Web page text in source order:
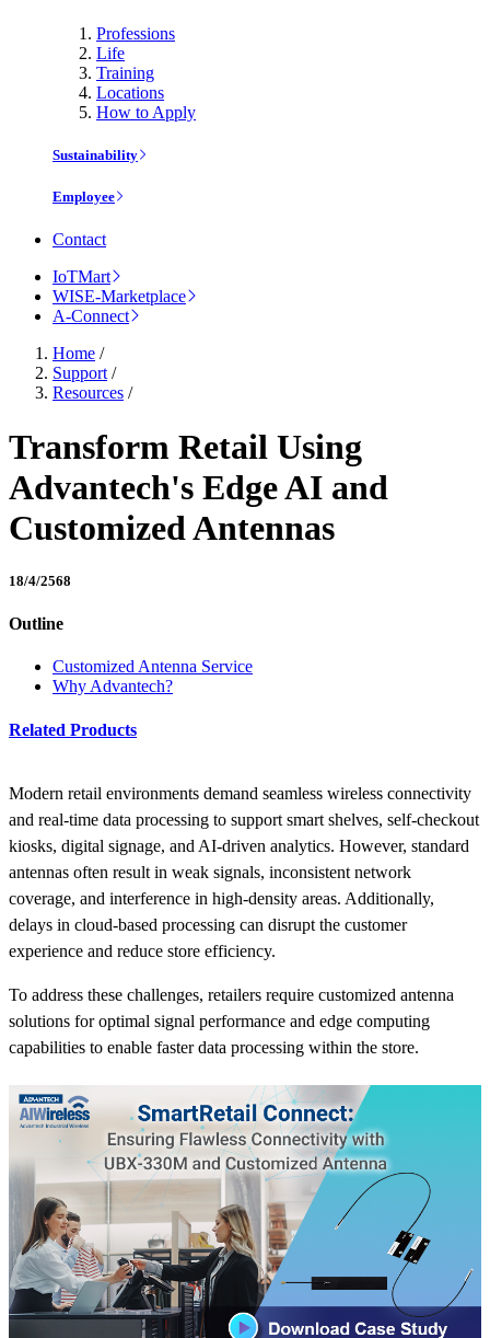
Professions
Life
Training
Locations
How to Apply
Sustainability
Employee
Contact
IoTMart
WISE-Marketplace
A-Connect
Home /
Support /
Resources /
Transform Retail Using
Advantech's Edge AI and
Customized Antennas
18/4/2568
Outline
Customized Antenna Service
Why Advantech?
Related Products
Modern retail environments demand seamless wireless connectivity
and real-time data processing to support smart shelves, self-checkout
kiosks, digital signage, and AI-driven analytics. However, standard
antennas often result in weak signals, inconsistent network
coverage, and interference in high-density areas. Additionally,
delays in cloud-based processing can disrupt the customer
experience and reduce store efficiency.
To address these challenges, retailers require customized antenna
solutions for optimal signal performance and edge computing
capabilities to enable faster data processing within the store.